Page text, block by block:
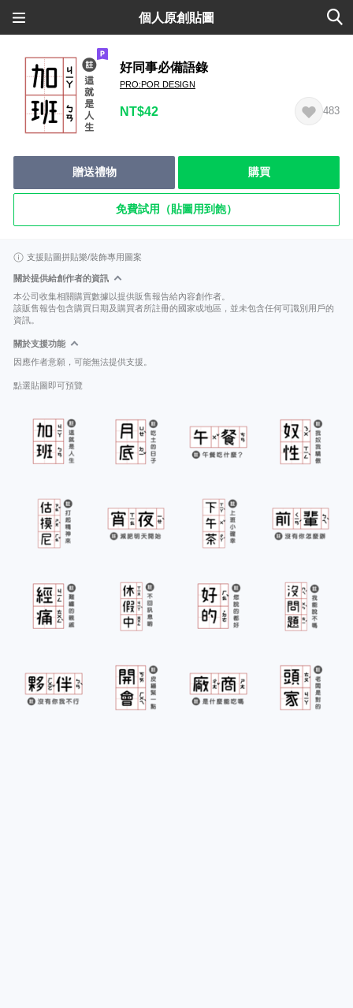
個人原創貼圖
好同事必備語錄
PRO:POR DESIGN
NT$42 483
贈送禮物 購買
免費試用（貼圖用到飽）
支援貼圖拼貼樂/裝飾專用圖案
關於提供給創作者的資訊
本公司收集相關購買數據以提供販售報告給內容創作者。
該販售報告包含購買日期及購買者所註冊的國家或地區，並未包含任何可識別用戶的
資訊。
關於支援功能
因應作者意願，可能無法提供支援。
點選貼圖即可預覽